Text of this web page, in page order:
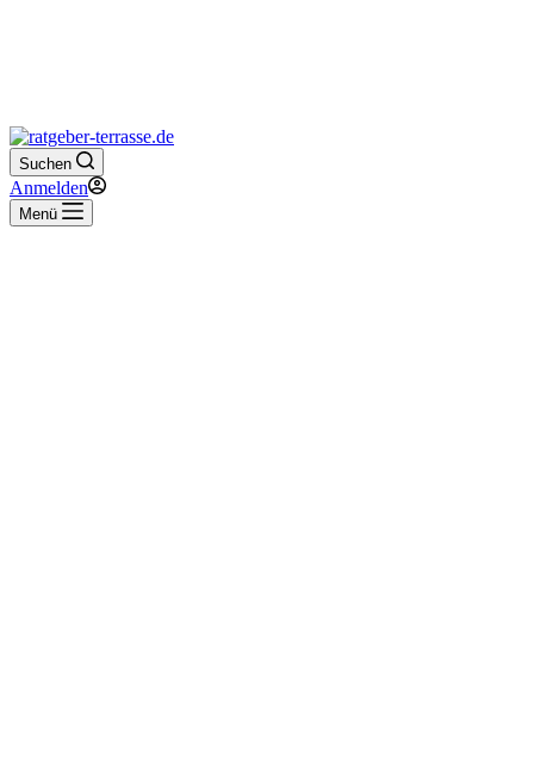
Suchen
Anmelden
Menü